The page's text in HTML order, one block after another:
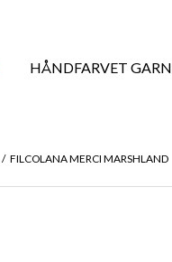
HÅNDFARVET GARN
/ FILCOLANA MERCI MARSHLAND